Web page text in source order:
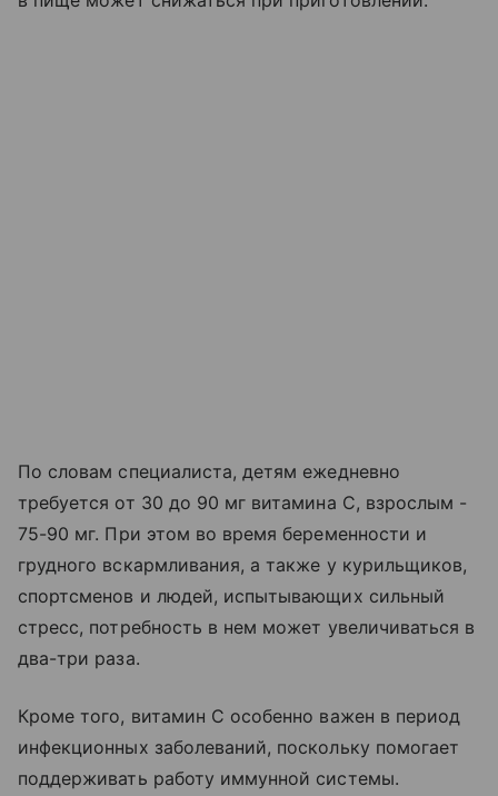
По словам специалиста, детям ежедневно
требуется от 30 до 90 мг витамина C, взрослым -
75-90 мг. При этом во время беременности и
грудного вскармливания, а также у курильщиков,
спортсменов и людей, испытывающих сильный
стресс, потребность в нем может увеличиваться в
два-три раза.
Кроме того, витамин C особенно важен в период
инфекционных заболеваний, поскольку помогает
поддерживать работу иммунной системы.